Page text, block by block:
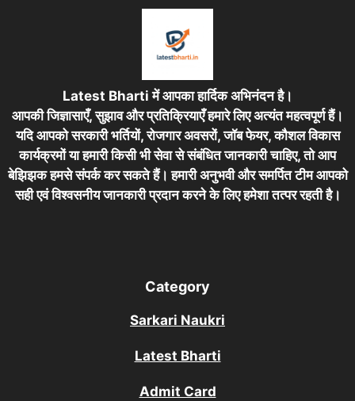
Latest Bharti में आपका हार्दिक अभिनंदन है।
आपकी जिज्ञासाएँ, सुझाव और प्रतिक्रियाएँ हमारे लिए अत्यंत महत्वपूर्ण हैं।
यदि आपको सरकारी भर्तियों, रोजगार अवसरों, जॉब फेयर, कौशल विकास
कार्यक्रमों या हमारी किसी भी सेवा से संबंधित जानकारी चाहिए, तो आप
बेझिझक हमसे संपर्क कर सकते हैं। हमारी अनुभवी और समर्पित टीम आपको
सही एवं विश्वसनीय जानकारी प्रदान करने के लिए हमेशा तत्पर रहती है।
Category
Sarkari Naukri
Latest Bharti
Admit Card